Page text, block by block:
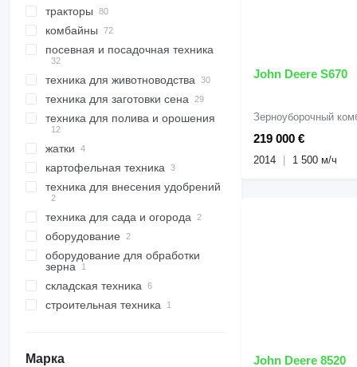
плуги оборотные
катки сельхозтехника
катки кольчатые
другие
сельскохозяйственные
бороны
агрегаты предпосевные
стерневые культиваторы
тракторы
тракторы колесные
тракторы гусеничные
комбайны
зерноуборочные комбайны
кормоуборочные комбайны
посевная и посадочная техника
посевные комплексы
сеялки сплошного высева
сеялки сплошного высева
техника для животноводства
техника для животноводства
измельчители соломы
техника для заготовки сена
пресс-подборщики тюковые
косилки
косилки-плющилки
грабли ворошилки
техника для полива и орошения
опрыскиватели прицепные
опрыскиватели самоходные
жатки
жатки зерновые
жатки кукурузные
картофельная техника
картофелеуборочные
картофелесажалки
картофелекопалки
техника для внесения удобрений
разбрасыватели минеральных
навесные
техника для сада и огорода
косилки для обочин
оборудование
оборудование для
сельхозтехники
навесные фронтальные
оборудование для обработки
зерна
загрузчики зерна в рукава
складская техника
вилочные погрузчики
строительная техника
Марка
John Deere S670
219 000 €
Зерноуборочный
2014 1 500 м/ч
John Deere 8520